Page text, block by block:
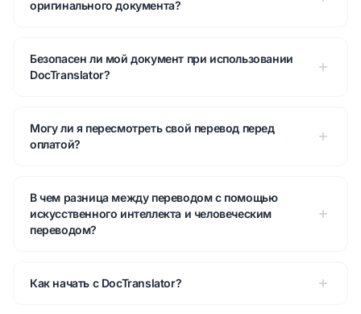
оригинального документа?
Безопасен ли мой документ при использовании
DocTranslator?
Могу ли я пересмотреть свой перевод перед
оплатой?
В чем разница между переводом с помощью
искусственного интеллекта и человеческим
переводом?
Как начать с DocTranslator?